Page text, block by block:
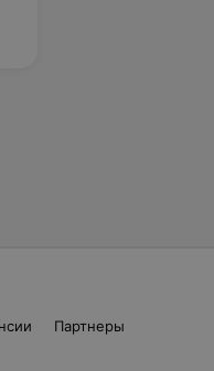
Партнеры